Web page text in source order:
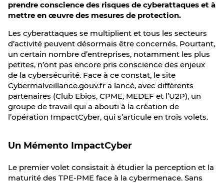
prendre conscience des risques de cyberattaques et à
mettre en œuvre des mesures de protection.
Les cyberattaques se multiplient et tous les secteurs
d’activité peuvent désormais être concernés. Pourtant,
un certain nombre d’entreprises, notamment les plus
petites, n’ont pas encore pris conscience des enjeux
de la cybersécurité. Face à ce constat, le site
Cybermalveillance.gouv.fr a lancé, avec différents
partenaires (Club Ebios, CPME, MEDEF et l’U2P), un
groupe de travail qui a abouti à la création de
l’opération ImpactCyber, qui s’articule en trois volets.
Un Mémento ImpactCyber
Le premier volet consistait à étudier la perception et la
maturité des TPE-PME face à la cybermenace. Sans